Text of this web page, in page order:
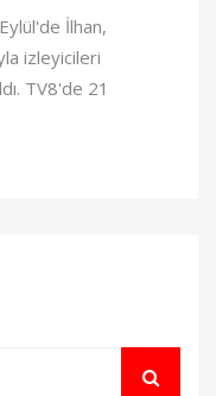
İlhan,
izleyicileri
TV8'de 21